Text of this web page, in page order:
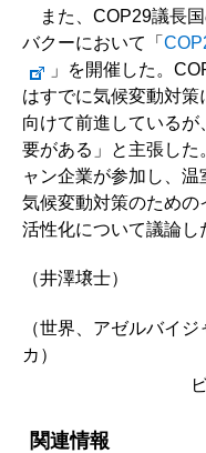
また、COP29議長
バクーにおいて「
」を開催した。
はすでに気候変動対
向けて前進している
要がある」と主張した
ャン企業が参加し、温
気候変動対策のため
活性化について議論し
（井澤壌士）
（世界、アゼルバイ
カ）
関連情報